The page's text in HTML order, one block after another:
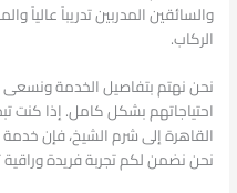
والسائقين المدربين تدريباً عالياً
الركاب.
نحن نهتم بتفاصيل الخدمة ونسعى
احتياجاتهم بشكل كامل. إذا كنت
القاهرة إلى شرم الشيخ، فإن خدمة
نحن نضمن لكم تجربة فريدة وراقية